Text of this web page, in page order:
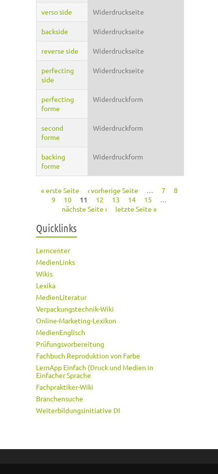
verso side Widerdruckseite
backside Widerdruckseite
reverse side Widerdruckseite
perfecting
side
Widerdruckseite
perfecting
forme
Widerdruckform
second
forme
Widerdruckform
backing
forme
Widerdruckform
Seiten
« erste Seite ‹ vorherige Seite … 7
8
9
10 11 12 13 14 15
…
nächste Seite ›
letzte Seite »
Quicklinks
Lerncenter
MedienLinks
Wikis
Lexika
MedienLiteratur
Verpackungstechnik-Wiki
Online-Marketing-Lexikon
MedienEnglisch
Prüfungsvorbereitung
Fachbuch Reproduktion von Farbe
LernApp Einfach (Druck und Medien in
Einfacher Sprache
Fachpraktiker-Wiki
Branchensuche
Weiterbildungsinitiative DI